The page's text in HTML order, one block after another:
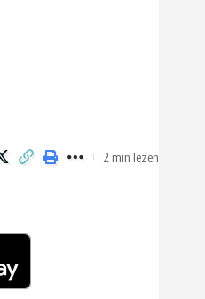
2 min lezen